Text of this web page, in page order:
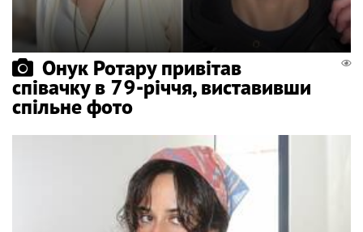
Онук Ротару привітав
співачку в 79-річчя, виставивши
спільне фото